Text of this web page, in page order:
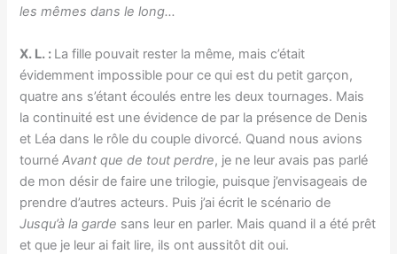
les mêmes dans le long…
X. L. : La fille pouvait rester la même, mais c’était
évidemment impossible pour ce qui est du petit garçon,
quatre ans s’étant écoulés entre les deux tournages. Mais
la continuité est une évidence de par la présence de Denis
et Léa dans le rôle du couple divorcé. Quand nous avions
tournéAvant que de tout perdre, je ne leur avais pas parlé
de mon désir de faire une trilogie, puisque j’envisageais de
prendre d’autres acteurs. Puis j’ai écrit le scénario de
Jusqu’à la garde sans leur en parler. Mais quand il a été prêt
et que je leur ai fait lire, ils ont aussitôt dit oui.